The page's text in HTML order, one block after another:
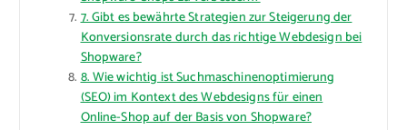
7. Gibt es bewährte Strategien zur Steigerung der
Konversionsrate durch das richtige Webdesign bei
Shopware?
8. Wie wichtig ist Suchmaschinenoptimierung
(SEO) im Kontext des Webdesigns für einen
Online-Shop auf der Basis von Shopware?